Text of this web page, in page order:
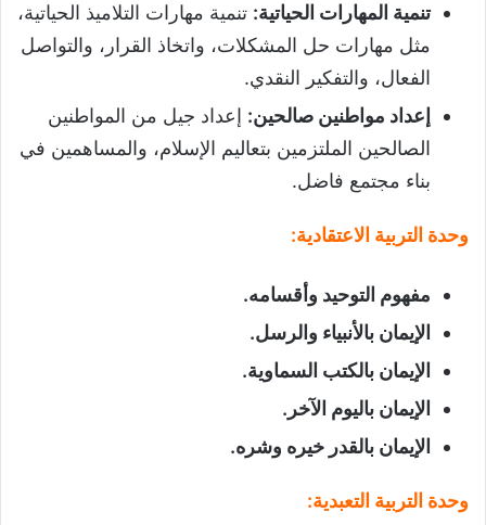
تنمية المهارات الحياتية: تنمية مهارات التلاميذ الحياتية،
مثل مهارات حل المشكلات، واتخاذ القرار، والتواصل
الفعال، والتفكير النقدي.
إعداد مواطنين صالحين: إعداد جيل من المواطنين
الصالحين الملتزمين بتعاليم الإسلام، والمساهمين في
بناء مجتمع فاضل.
وحدة التربية الاعتقادية:
مفهوم التوحيد وأقسامه.
الإيمان بالأنبياء والرسل.
الإيمان بالكتب السماوية.
الإيمان باليوم الآخر .
الإيمان بالقدر خيره وشره.
وحدة التربية التعبدية: